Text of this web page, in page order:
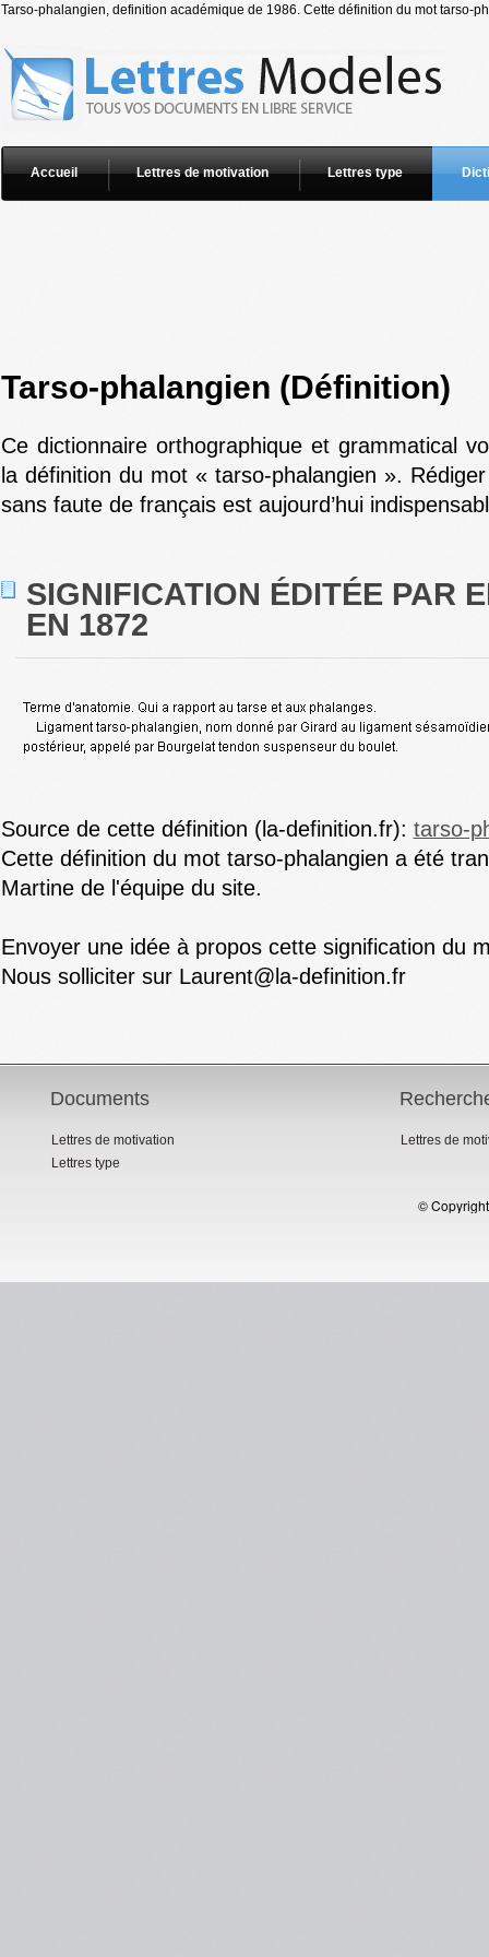
Tarso-phalangien, definition académique de 1986. Cette définition du mot tarso-
Accueil Lettres de motivation Lettres type
Tarso-phalangien (Définition)
Ce dictionnaire orthographique et grammatical
la définition du mot « tarso-phalangien ».
sans faute de français est aujourd’hui
SIGNIFICATION ÉDITÉE PAR
EN 1872
Source de cette définition (la-definition.fr): tarso-
Cette définition du mot tarso-phalangien a été
Martine de l'équipe du site.
Envoyer une idée à propos cette signification du
Nous solliciter sur Laurent@la-definition.fr
Documents
Lettres de motivation
Lettres type
Lettres de
©